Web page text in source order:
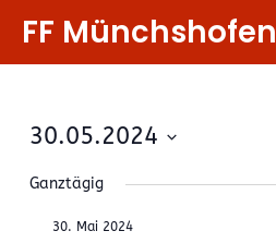
Inhalt
springen
FF Münchshofen
30.05.2024
wählen.
Ganztägig
30. Mai 2024